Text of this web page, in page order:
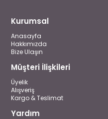
Kurumsal
Anasayfa
Hakkımızda
Bize Ulaşın
Müşteri İlişkileri
Üyelik
Alışveriş
Kargo & Teslimat
Yardım